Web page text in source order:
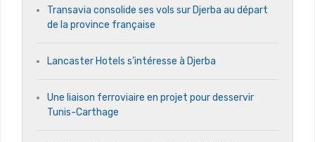
Transavia consolide ses vols sur Djerba au départ
de la province française
Lancaster Hotels s’intéresse à Djerba
Une liaison ferroviaire en projet pour desservir
Tunis-Carthage